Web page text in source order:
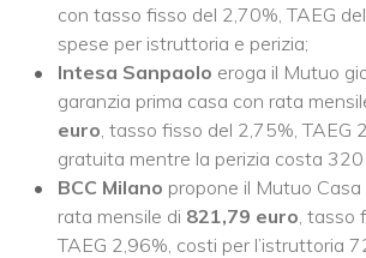
con tasso fisso del 2,70%, TAEG
spese per istruttoria e perizia;
Intesa Sanpaolo eroga il Mutuo
garanzia prima casa con rata
euro , tasso fisso del 2,75%, TAEG
gratuita mentre la perizia costa 320
BCC Milano propone il Mutuo
rata mensile di 821,79 euro , tasso
TAEG 2,96%, costi per l’istruttoria